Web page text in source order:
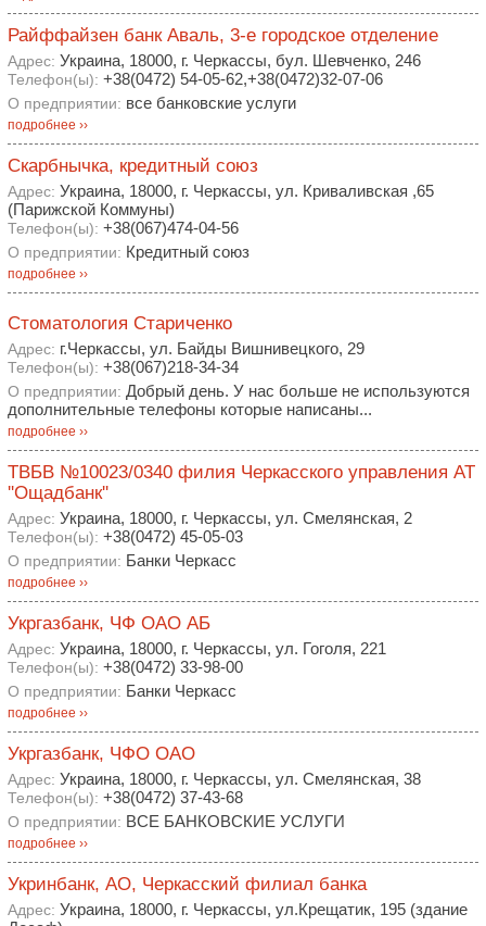
Райффайзен банк Аваль, 3-е городское отделение
Адрес: Украина, 18000, г. Черкассы, бул. Шевченко, 246
Телефон(ы): +38(0472) 54-05-62,+38(0472)32-07-06
О предприятии: все банковские услуги
подробнее ››
Скарбнычка, кредитный союз
Адрес: Украина, 18000, г. Черкассы, ул. Криваливская ,65
(Парижской Коммуны)
Телефон(ы): +38(067)474-04-56
О предприятии: Кредитный союз
подробнее ››
Стоматология Стариченко
Адрес: г.Черкассы, ул. Байды Вишнивецкого, 29
Телефон(ы): +38(067)218-34-34
О предприятии: Добрый день. У нас больше не используются
дополнительные телефоны которые написаны...
подробнее ››
ТВБВ №10023/0340 филия Черкасского управления АТ
''Ощадбанк''
Адрес: Украина, 18000, г. Черкассы, ул. Смелянская, 2
Телефон(ы): +38(0472) 45-05-03
О предприятии: Банки Черкасс
подробнее ››
Укргазбанк, ЧФ ОАО АБ
Адрес: Украина, 18000, г. Черкассы, ул. Гоголя, 221
Телефон(ы): +38(0472) 33-98-00
О предприятии: Банки Черкасс
подробнее ››
Укргазбанк, ЧФО ОАО
Адрес: Украина, 18000, г. Черкассы, ул. Смелянская, 38
Телефон(ы): +38(0472) 37-43-68
О предприятии: ВСЕ БАНКОВСКИЕ УСЛУГИ
подробнее ››
Укринбанк, АО, Черкасский филиал банка
Адрес: Украина, 18000, г. Черкассы, ул.Крещатик, 195 (здание